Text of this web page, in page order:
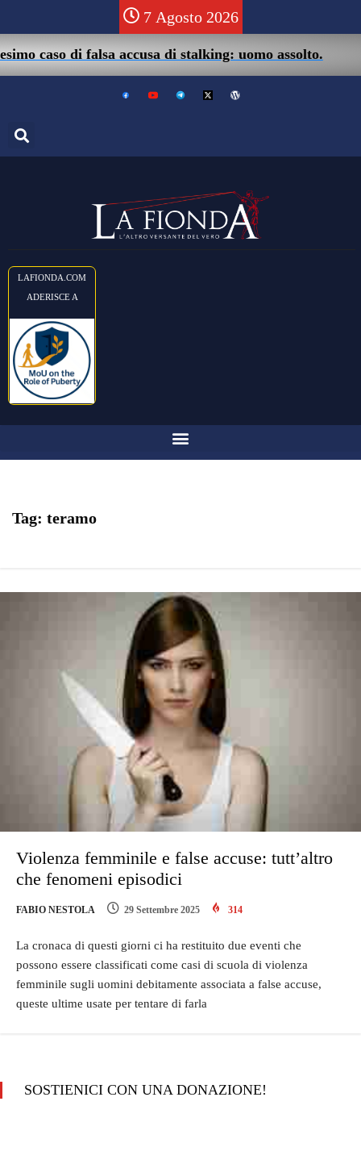
7 Agosto 2026
caso di falsa accusa di stalking: uomo assolto.
LAFIONDA.COM
ADERISCE A
Tag: teramo
Violenza femminile e false accuse: tutt’altro
che fenomeni episodici
FABIO NESTOLA 29 Settembre 2025 314
La cronaca di questi giorni ci ha restituito due eventi che
possono essere classificati come casi di scuola di violenza
femminile sugli uomini debitamente associata a false accuse,
queste ultime usate per tentare di farla
SOSTIENICI CON UNA DONAZIONE!